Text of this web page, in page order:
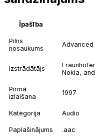
Īpašība
Pilns
nosaukums
Advanced
Izstrādātājs
Nokia,
Pirmā
izlaišana
1997
Kategorija Audio
Paplašinājums .aac